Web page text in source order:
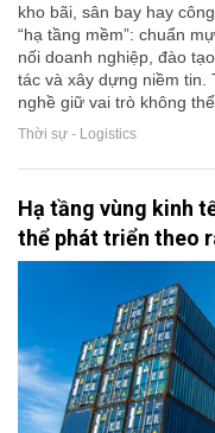
kho bãi, sân bay hay
“hạ tầng mềm”: chuẩn
nối doanh nghiệp, đào
tác và xây dựng niềm tin.
nghề giữ vai trò không
Thời sự - Logistics
Hạ tầng vùng kinh
thể phát triển theo